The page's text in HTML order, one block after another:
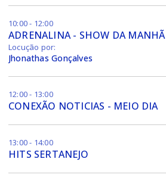
10:00 - 12:00
ADRENALINA - SHOW DA MANHÃ
Locução por:
Jhonathas Gonçalves
12:00 - 13:00
CONEXÃO NOTICIAS - MEIO DIA
13:00 - 14:00
HITS SERTANEJO